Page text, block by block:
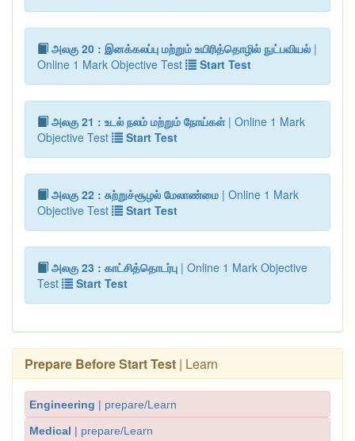
அலகு 20 : இனக்கலப்பு மற்றும் உயிரித்தொழில் நுட்பவியல் |
Online 1 Mark Objective Test
Start Test
அலகு 21 : உடல் நலம் மற்றும் நோய்கள்| Online 1 Mark
Objective Test
Start Test
அலகு 22 : சுற்றுச்சூழல் மேலாண்மை | Online 1 Mark
Objective Test
Start Test
அலகு 23 : காட்சித்தொடர்பு | Online 1 Mark Objective
Test
Start Test
Prepare Before Start Test | Learn
Engineering | prepare/Learn
Medical | prepare/Learn